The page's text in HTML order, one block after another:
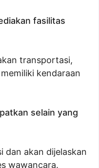
fasilitas
transportasi,
kendaraan
selain yang
dan akan dijelaskan
wawancara.